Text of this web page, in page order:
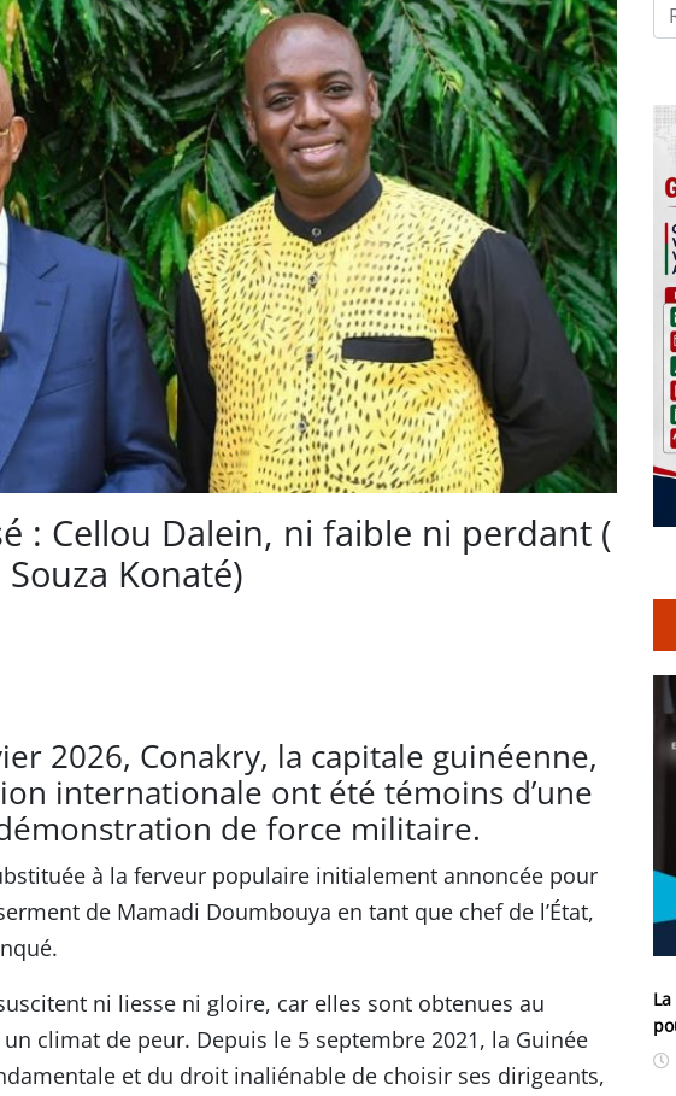
: Cellou Dalein, ni faible ni perdant (
Konaté)
2026, Conakry, la capitale guinéenne,
internationale ont été témoins d’une
de force militaire.
à la ferveur populaire initialement annoncée pour
de Mamadi Doumbouya en tant que chef de l’État,
ni liesse ni gloire, car elles sont obtenues au
climat de peur. Depuis le 5 septembre 2021, la Guinée
et du droit inaliénable de choisir ses dirigeants,